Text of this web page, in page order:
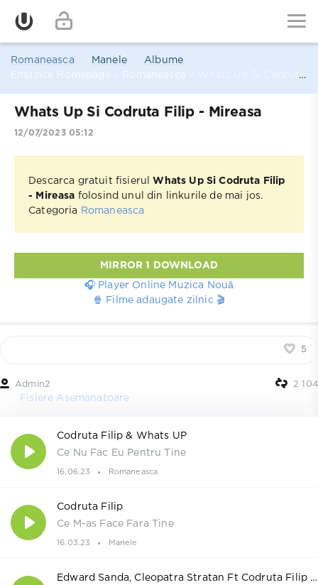
Romaneasca Manele
Albume
Emuzica Homepage
Romaneasca
Whats Up Si Codruta Filip - Mireasa
12/07/2023 05:12
Descarca gratuit fisierul Whats Up Si Codruta Filip
- Mireasa folosind unul din linkurile de mai jos.
Categoria
Romaneasca
MIRROR 1 DOWNLOAD
🎧 Player Online Muzica Nouă
🍿 Filme adaugate zilnic 🎬
5
Admin2 2 104
Fisiere Asemanatoare
Codruta Filip & Whats UP
Ce Nu Fac Eu Pentru Tine
16.06.23 Romaneasca
Codruta Filip
Ce M-as Face Fara Tine
16.03.23 Manele
Edward Sanda, Cleopatra Stratan Ft Codruta Filip Si Valentin Sanfira